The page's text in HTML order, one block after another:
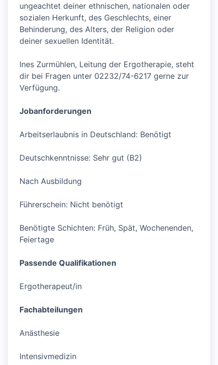
ungeachtet deiner ethnischen, nationalen oder
sozialen Herkunft, des Geschlechts, einer
Behinderung, des Alters, der Religion oder
deiner sexuellen Identität.
Ines Zurmühlen, Leitung der Ergotherapie, steht
dir bei Fragen unter 02232/74-6217 gerne zur
Verfügung.
Jobanforderungen
Arbeitserlaubnis in Deutschland: Benötigt
Deutschkenntnisse: Sehr gut (B2)
Nach Ausbildung
Führerschein: Nicht benötigt
Benötigte Schichten: Früh, Spät, Wochenenden,
Feiertage
Passende Qualifikationen
Ergotherapeut/in
Fachabteilungen
Anästhesie
Intensivmedizin